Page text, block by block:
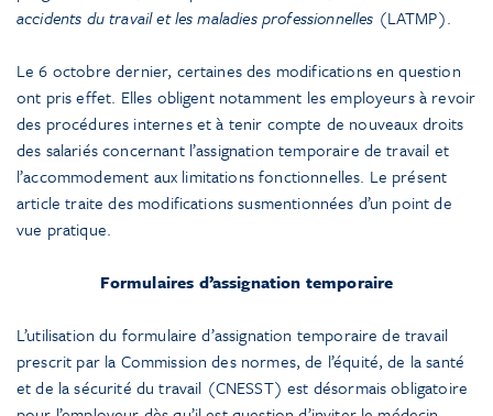
accidents du travail et les maladies professionnelles (LATMP).
Le 6 octobre dernier, certaines des modifications en question
ont pris effet. Elles obligent notamment les employeurs à revoir
des procédures internes et à tenir compte de nouveaux droits
des salariés concernant l’assignation temporaire de travail et
l’accommodement aux limitations fonctionnelles. Le présent
article traite des modifications susmentionnées d’un point de
vue pratique.
Formulaires d’assignation temporaire
L’utilisation du formulaire d’assignation temporaire de travail
prescrit par la Commission des normes, de l’équité, de la santé
et de la sécurité du travail (CNESST) est désormais obligatoire